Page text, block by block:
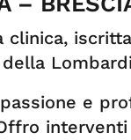
clinica,
e